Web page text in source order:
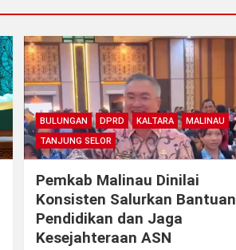
BULUNGAN DPRD KALTARA
MALINAU
TANJUNG SELOR
Pemkab Malinau Dinilai
Konsisten Salurkan Bantuan
Pendidikan dan Jaga
Kesejahteraan ASN